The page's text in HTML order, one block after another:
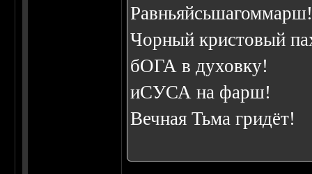
Чорный кристовый
бОГА в духовку!
иСУСА на фарш!
Вечная Тьма гридёт!